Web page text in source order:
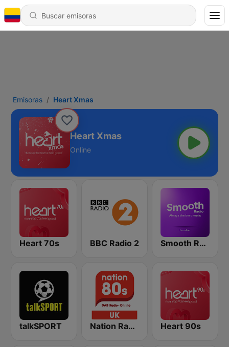
Emisoras Heart Xmas
Heart Xmas
Online
Heart 70s BBC Radio 2 Smooth Radio London
talkSPORT Nation Radio 80s Heart 90s